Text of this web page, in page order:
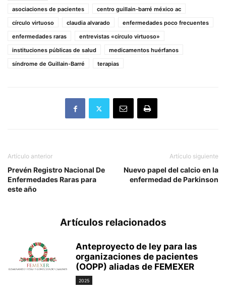
asociaciones de pacientes
centro guillain-barré méxico ac
círculo virtuoso
claudia alvarado
enfermedades poco frecuentes
enfermedades raras
entrevistas «círculo virtuoso»
instituciones públicas de salud
medicamentos huérfanos
síndrome de Guillain-Barré
terapias
Artículo anterior
Prevén Registro Nacional De
Enfermedades Raras para
este año
Artículo siguiente
Nuevo papel del calcio en la
enfermedad de Parkinson
Artículos relacionados
Anteproyecto de ley para las
organizaciones de pacientes
(OOPP) aliadas de FEMEXER
2025